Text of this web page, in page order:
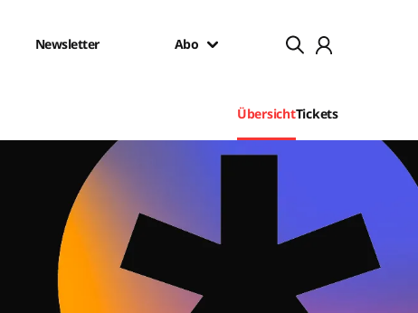
Newsletter Abo
ÜbersichtTickets